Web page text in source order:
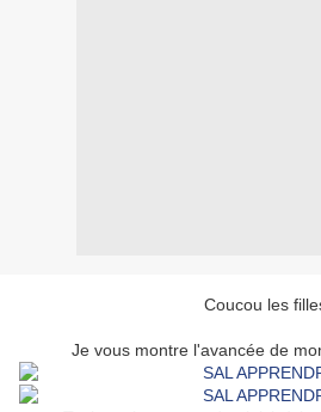
Coucou les
Je vous montre l'avancée de